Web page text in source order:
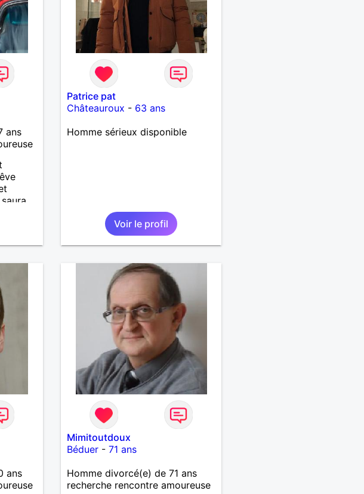
ans
Étant
mais
de
Patrice pat
Châteauroux - 63 ans
Homme sérieux disponible
Voir le profil
ans
Mimitoutdoux
Béduer -71 ans
Homme divorcé(e) de 71 ans
recherche rencontre amoureuse